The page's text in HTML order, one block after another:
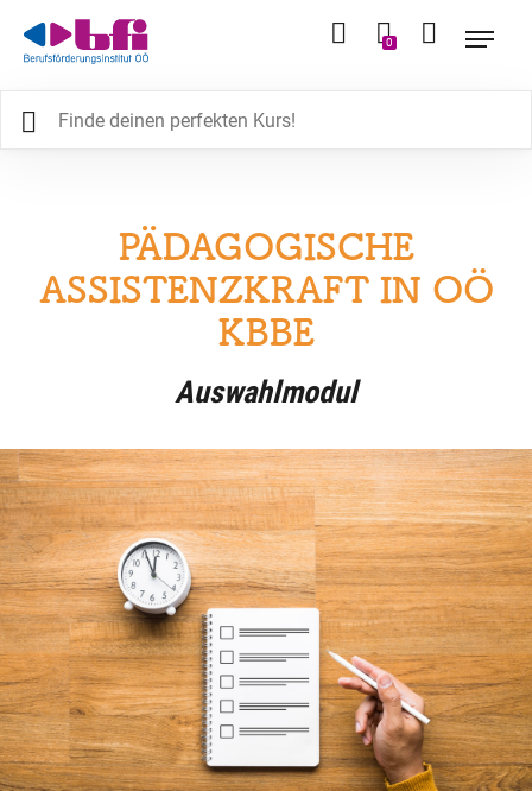
0
PÄDAGOGISCHE
ASSISTENZKRAFT IN OÖ
KBBE
Auswahlmodul